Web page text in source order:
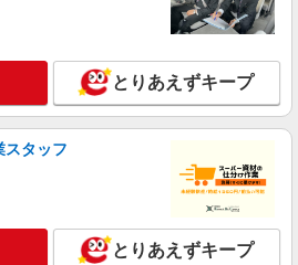
とりあえずキープ
スタッフ
とりあえずキープ